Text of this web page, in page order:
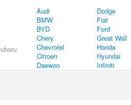
Audi
BMW
BYD
Chery
Chevrolet
Citroen
Daewoo
Dodge
Fiat
Ford
Great Wall
Honda
Hyundai
Infiniti